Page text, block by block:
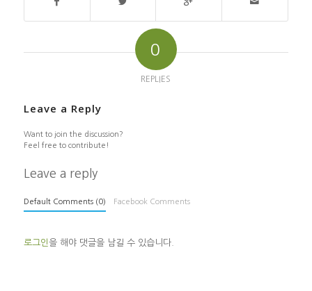
0
REPLIES
Leave a Reply
Want to join the discussion?
Feel free to contribute!
Leave a reply
Default Comments (0) Facebook Comments
로그인 을 해야 댓글을 남길 수 있습니다.